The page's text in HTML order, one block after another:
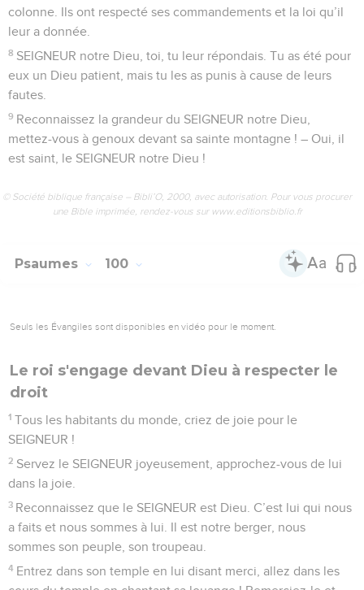
colonne. Ils ont respecté ses commandements et la loi qu’il
leur a donnée.
8 SEIGNEUR notre Dieu, toi, tu leur répondais. Tu as été pour
eux un Dieu patient, mais tu les as punis à cause de leurs
fautes.
9 Reconnaissez la grandeur du SEIGNEUR notre Dieu,
mettez-vous à genoux devant sa sainte montagne ! – Oui, il
est saint, le SEIGNEUR notre Dieu !
© Société biblique française – Bibli’O, 2000, avec autorisation. Pour vous procurer
une Bible imprimée, rendez-vous sur www.editionsbiblio.fr
Psaumes 100
Seuls les Évangiles sont disponibles en vidéo pour le moment.
Le roi s'engage devant Dieu à respecter le
droit
1 Tous les habitants du monde, criez de joie pour le
SEIGNEUR !
2 Servez le SEIGNEUR joyeusement, approchez-vous de lui
dans la joie.
3 Reconnaissez que le SEIGNEUR est Dieu. C’est lui qui nous
a faits et nous sommes à lui. Il est notre berger, nous
sommes son peuple, son troupeau.
4 Entrez dans son temple en lui disant merci, allez dans les